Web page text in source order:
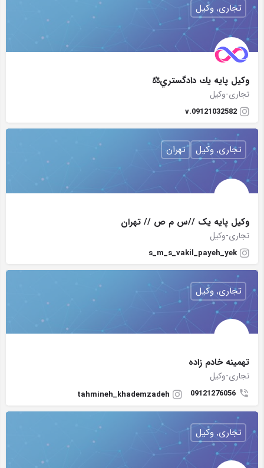
وكيل پايه يك دادگستري⚖️
تجاری-وکیل
v.09121032582
تجاری, وکیل
وکیل پایه یک //س م ص // تهران
تجاری-وکیل
s_m_s_vakil_payeh_yek
تجاری, وکیل تهران
تهمینه خادم زاده
تجاری-وکیل
09121276056
tahmineh_khademzadeh
تجاری, وکیل
تجاری, وکیل